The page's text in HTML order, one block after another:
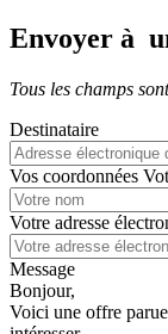
Envoyer à
Tous les champs
Destinataire
Vos coordonnées
Votre adresse
Message
Bonjour,
Voici une offre